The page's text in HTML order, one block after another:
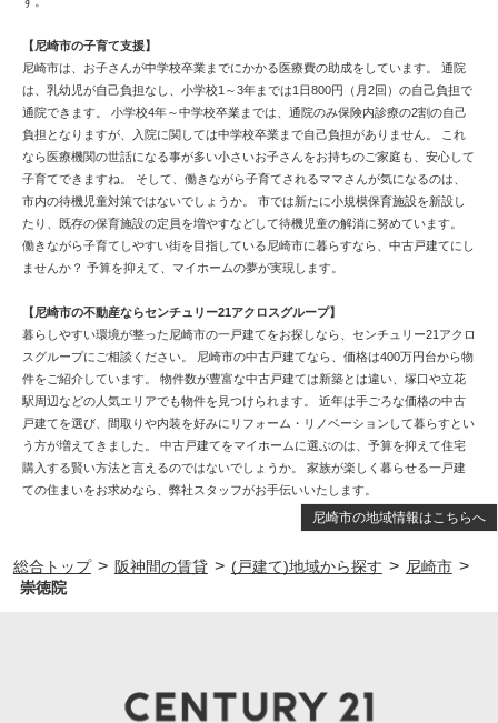
尼崎市の地域情報はこちらへ
【尼崎市の子育て支援】
尼崎市は、お子さんが中学校卒業までにかかる医療費の助成をしています。 通院
は、乳幼児が自己負担なし、小学校1～3年までは1日800円（月2回）の自己負担で
通院できます。 小学校4年～中学校卒業までは、通院のみ保険内診療の2割の自己
負担となりますが、入院に関しては中学校卒業まで自己負担がありません。 これ
なら医療機関の世話になる事が多い小さいお子さんをお持ちのご家庭も、安心して
子育てできますね。 そして、働きながら子育てされるママさんが気になるのは、
市内の待機児童対策ではないでしょうか。 市では新たに小規模保育施設を新設し
たり、既存の保育施設の定員を増やすなどして待機児童の解消に努めています。
働きながら子育てしやすい街を目指している尼崎市に暮らすなら、中古戸建てにし
ませんか？ 予算を抑えて、マイホームの夢が実現します。
【尼崎市の不動産ならセンチュリー21アクロスグループ】
暮らしやすい環境が整った尼崎市の一戸建てをお探しなら、センチュリー21アクロ
スグループにご相談ください。 尼崎市の中古戸建てなら、価格は400万円台から物
件をご紹介しています。 物件数が豊富な中古戸建ては新築とは違い、塚口や立花
駅周辺などの人気エリアでも物件を見つけられます。 近年は手ごろな価格の中古
戸建てを選び、間取りや内装を好みにリフォーム・リノベーションして暮らすとい
う方が増えてきました。 中古戸建てをマイホームに選ぶのは、予算を抑えて住宅
購入する賢い方法と言えるのではないでしょうか。 家族が楽しく暮らせる一戸建
ての住まいをお求めなら、弊社スタッフがお手伝いいたします。
総合トップ > 阪神間の賃貸 > (戸建て)地域から探す > 尼崎市 >
崇徳院